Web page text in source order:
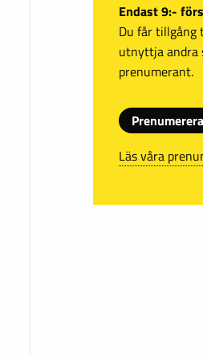
Endast 9:-
Du får tillgång
utnyttja andra
prenumerant.
Prenumerera
Läs våra